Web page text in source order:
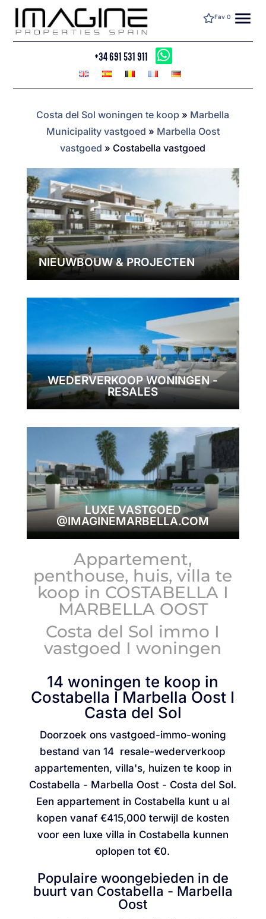
+34 691 531 911
menu
Fav 0
Costa del Sol woningen te koop » Marbella
Municipality vastgoed » Marbella Oost
vastgoed » Costabella vastgoed
NIEUWBOUW & PROJECTEN
WEDERVERKOOP WONINGEN -
RESALES
LUXE VASTGOED
@IMAGINEMARBELLA.COM
Appartement,
penthouse, huis, villa te
koop in COSTABELLA I
MARBELLA OOST
Costa del Sol immo I
vastgoed I woningen
14 woningen te koop in
Costabella I Marbella Oost I
Casta del Sol
Doorzoek ons vastgoed-immo-woning
bestand van 14 resale-wederverkoop
appartementen, villa's, huizen te koop in
Costabella - Marbella Oost - Costa del Sol.
Een appartement in Costabella kunt u al
kopen vanaf €415,000 terwijl de kosten
voor een luxe villa in Costabella kunnen
oplopen tot€0.
Populaire woongebieden in de
buurt van Costabella - Marbella
Oost